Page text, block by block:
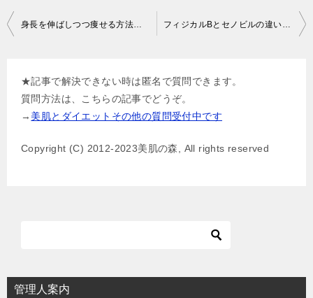
投
身長を伸ばしつつ痩せる方法は？ フィジカルBとセノビルの違いと選び方
★記事で解決できない時は匿名で質問できます。
質問方法は、こちらの記事でどうぞ。
→ 美肌とダイエットその他の質問受付中です
Copyright (C) 2012-2023美肌の森, All rights reserved
管理人案内